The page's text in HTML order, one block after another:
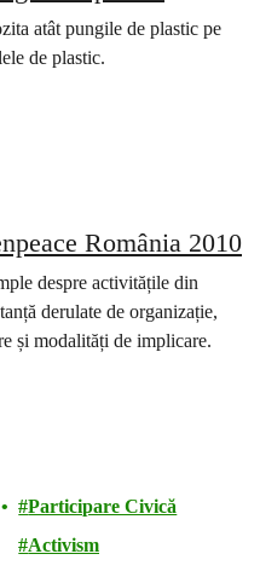
atât pungile de plastic pe
de plastic.
România 2010
despre activitățile din
derulate de organizație,
și modalități de implicare.
Participare Civică
Activism